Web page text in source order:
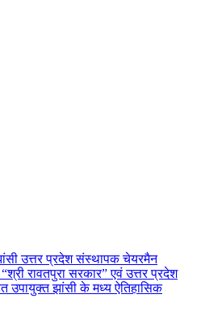
उत्तर प्रदेश संस्थापक चेयरमैन
रावतपुरा सरकार” एवं उत्तर प्रदेश
उपायुक्त झांसी के मध्य ऐतिहासिक